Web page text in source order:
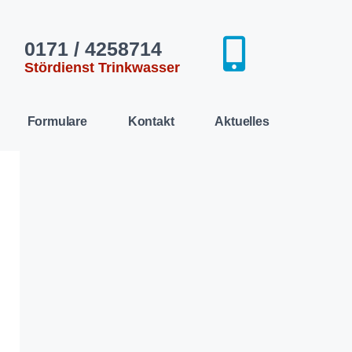
0171 / 4258714
Stördienst Trinkwasser​
Formulare Kontakt Aktuelles